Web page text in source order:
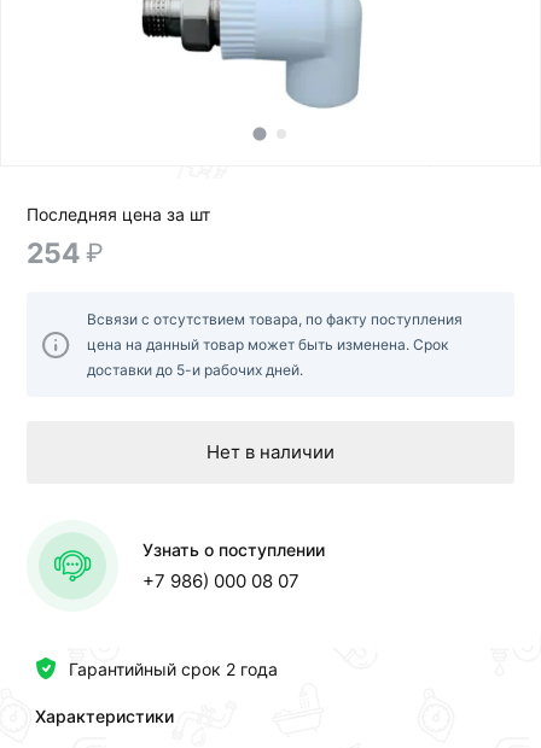
Гарантийный срок 2 года
Характеристики
Последняя цена за шт
254 ₽
Всвязи с отсутствием товара, по факту поступления
цена на данный товар может быть изменена. Срок
доставки до 5-и рабочих дней.
Нет в наличии
Узнать о поступлении
+7 986) 000 08 07